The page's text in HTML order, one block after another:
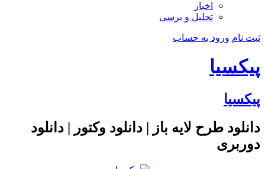
اخبار
تحلیل و برسی
ثبت نام ورود به حساب
پیکسیا
پیکسیا
دانلود طرح لایه باز | دانلود وکتور | دانلود
دوربری